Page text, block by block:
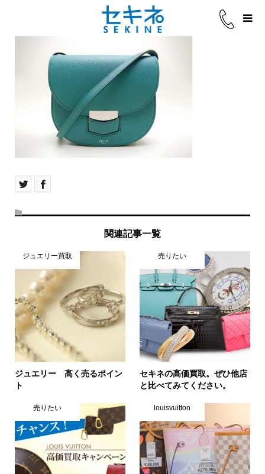
関連記事一覧
ジュエリー買取
ジュエリー 高く売るポイン
ト
売りたい
セキネの高価買取。ぜひ他店
と比べてみてください。
売りたい louisvuitton